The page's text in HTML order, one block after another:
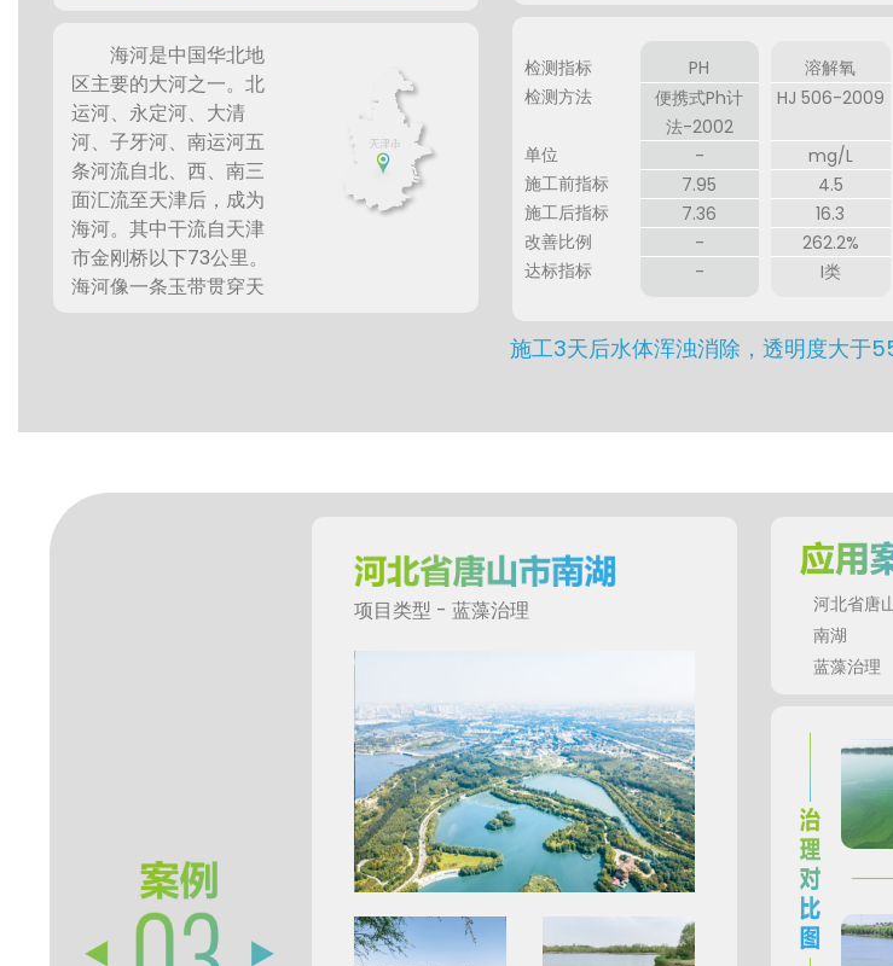
检测指标
检测方法
单位
施工前指标
施工后指标
改善比例
达标指标
PH
便携式Ph计
法-2002
-
7.95
7.36
-
-
溶解氧
HJ 506-2009
mg/L
4.5
16.3
262.2%
I类
施工3天后水体浑浊消除，透明度大于
海河是中国华北地
区主要的大河之一。北
运河、永定河、大清
河、子牙河、南运河五
条河流自北、西、南三
面汇流至天津后，成为
海河。其中干流自天津
市金刚桥以下73公里。
海河像一条玉带贯穿天
景观。平均宽度210米，
于富营养型水体，主要
项目类型 - 蓝藻治理
河北省唐
南湖
蓝藻治理